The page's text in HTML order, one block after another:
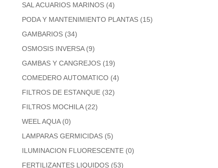
SAL ACUARIOS MARINOS (4)
PODA Y MANTENIMIENTO PLANTAS (15)
GAMBARIOS (34)
OSMOSIS INVERSA (9)
GAMBAS Y CANGREJOS (19)
COMEDERO AUTOMATICO (4)
FILTROS DE ESTANQUE (32)
FILTROS MOCHILA (22)
WEEL AQUA (0)
LAMPARAS GERMICIDAS (5)
ILUMINACION FLUORESCENTE (0)
FERTILIZANTES LIQUIDOS (53)